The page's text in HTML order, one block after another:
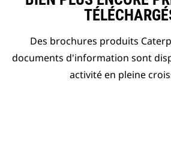
Des brochures produits
documents d'information sont
activité en pleine